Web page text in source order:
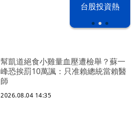
台股投資熱
幫凱道絕食小雞量血壓遭檢舉？蘇一
峰恐挨罰10萬諷：只准賴總統當賴醫
師
2026.08.04 14:35